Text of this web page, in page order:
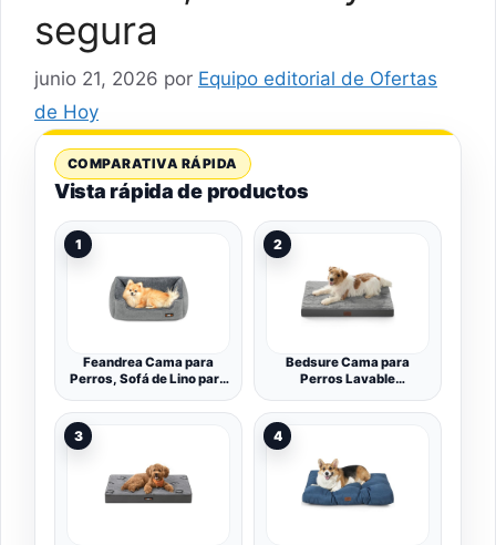
segura
junio 21, 2026 por Equipo editorial de Ofertas
de Hoy
COMPARATIVA RÁPIDA
Vista rápida de productos
1
Feandrea Cama para
Perros, Sofá de Lino para
Elevados, Fondo
Antideslizante, Funda
Extraíble para Lavado,
Tamaño M para Perros
Pequeños, 70 x 55 x 21
cm, Gris Claro PGW10GG
2
Bedsure Cama para
Perros Lavable
para Perros74x46x7cm
3 4